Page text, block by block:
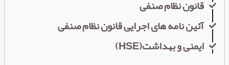
قانون نظام صنفی
آئین نامه های اجرایی قانون نظام صنفی
ایمنی و بهداشت(HSE)